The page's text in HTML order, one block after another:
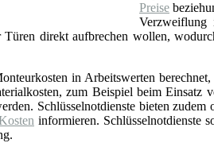
Preise
Verzweiflung
Türen direkt aufbrechen wollen,
in Arbeitswerten
zum Beispiel beim Einsatz
Schlüsselnotdienste bieten
informieren. Schlüsselnotdienste